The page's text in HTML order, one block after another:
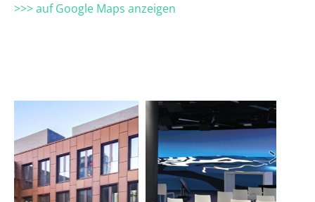
>>> auf Google Maps anzeigen